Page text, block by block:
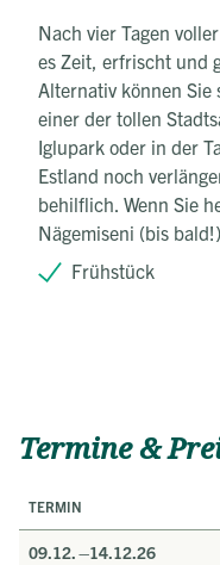
Nach vier Tagen
es Zeit, erfrischt und
Alternativ können
einer der tollen
Iglupark oder in der
Estland noch
behilflich. Wenn Sie
Nägemiseni (bis
Frühstück
Termine &
TERMIN
09.12. –14.12.26